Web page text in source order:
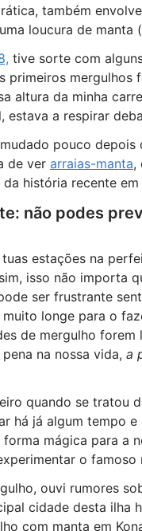
também
loucura de manta
tive sorte com
primeiros
altura da minha
estava a respirar
pouco depois
de ver arraias-manta,
história recente
não podes
estações na
isso não importa
ser frustrante
longe para o
de mergulho
na nossa vida, a
quando se tratou
há já algum tempo
mágica para a
o
ouvi rumores
cidade desta ilha
com manta em